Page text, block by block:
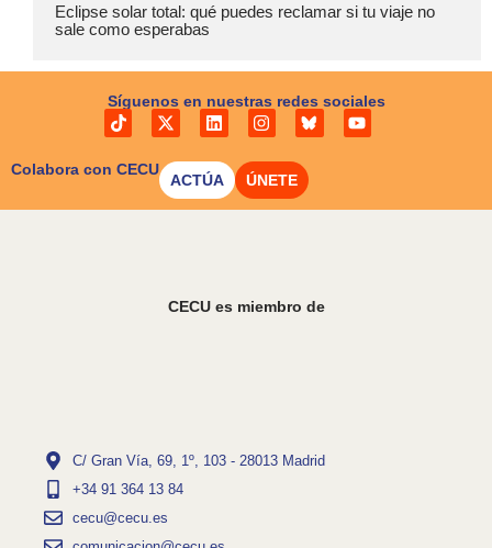
Eclipse solar total: qué puedes reclamar si tu viaje no
sale como esperabas
Síguenos en nuestras redes sociales
Colabora con CECU
ACTÚA ÚNETE
CECU es miembro de
C/ Gran Vía, 69, 1º, 103 - 28013 Madrid
+34 91 364 13 84
cecu@cecu.es